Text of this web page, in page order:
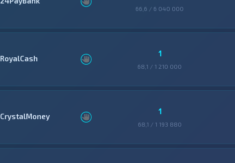
66,6 / 6 040 000
RoyalCash 1
68,1 / 1 210 000
CrystalMoney 1
68,1 / 1 193 880